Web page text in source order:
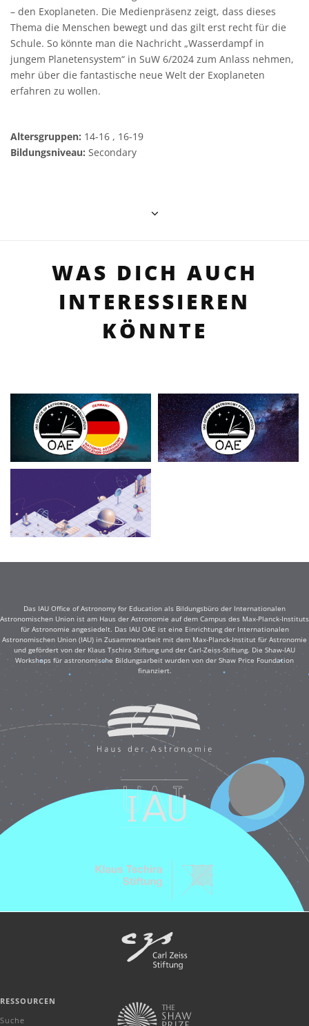
– den Exoplaneten. Die Medienpräsenz zeigt, dass dieses
Thema die Menschen bewegt und das gilt erst recht für die
Schule. So könnte man die Nachricht „Wasserdampf in
jungem Planetensystem“ in SuW 6/2024 zum Anlass nehmen,
mehr über die fantastische neue Welt der Exoplaneten
erfahren zu wollen.
Altersgruppen: 14-16 , 16-19
Bildungsniveau: Secondary
WAS DICH AUCH
INTERESSIEREN
KÖNNTE
Das IAU Office of Astronomy for Education als Bildungsbüro der Internationalen
Astronomischen Union ist am Haus der Astronomie auf dem Campus des Max-Planck-Instituts
für Astronomie angesiedelt. Das IAU OAE ist eine Einrichtung der Internationalen
Astronomischen Union (IAU) in Zusammenarbeit mit dem Max-Planck-Institut für Astronomie
und gefördert von der Klaus Tschira Stiftung und der Carl-Zeiss-Stiftung. Die Shaw-IAU
Workshops für astronomische Bildungsarbeit wurden von der Shaw Price Foundation
finanziert.
RESSOURCEN
Suche